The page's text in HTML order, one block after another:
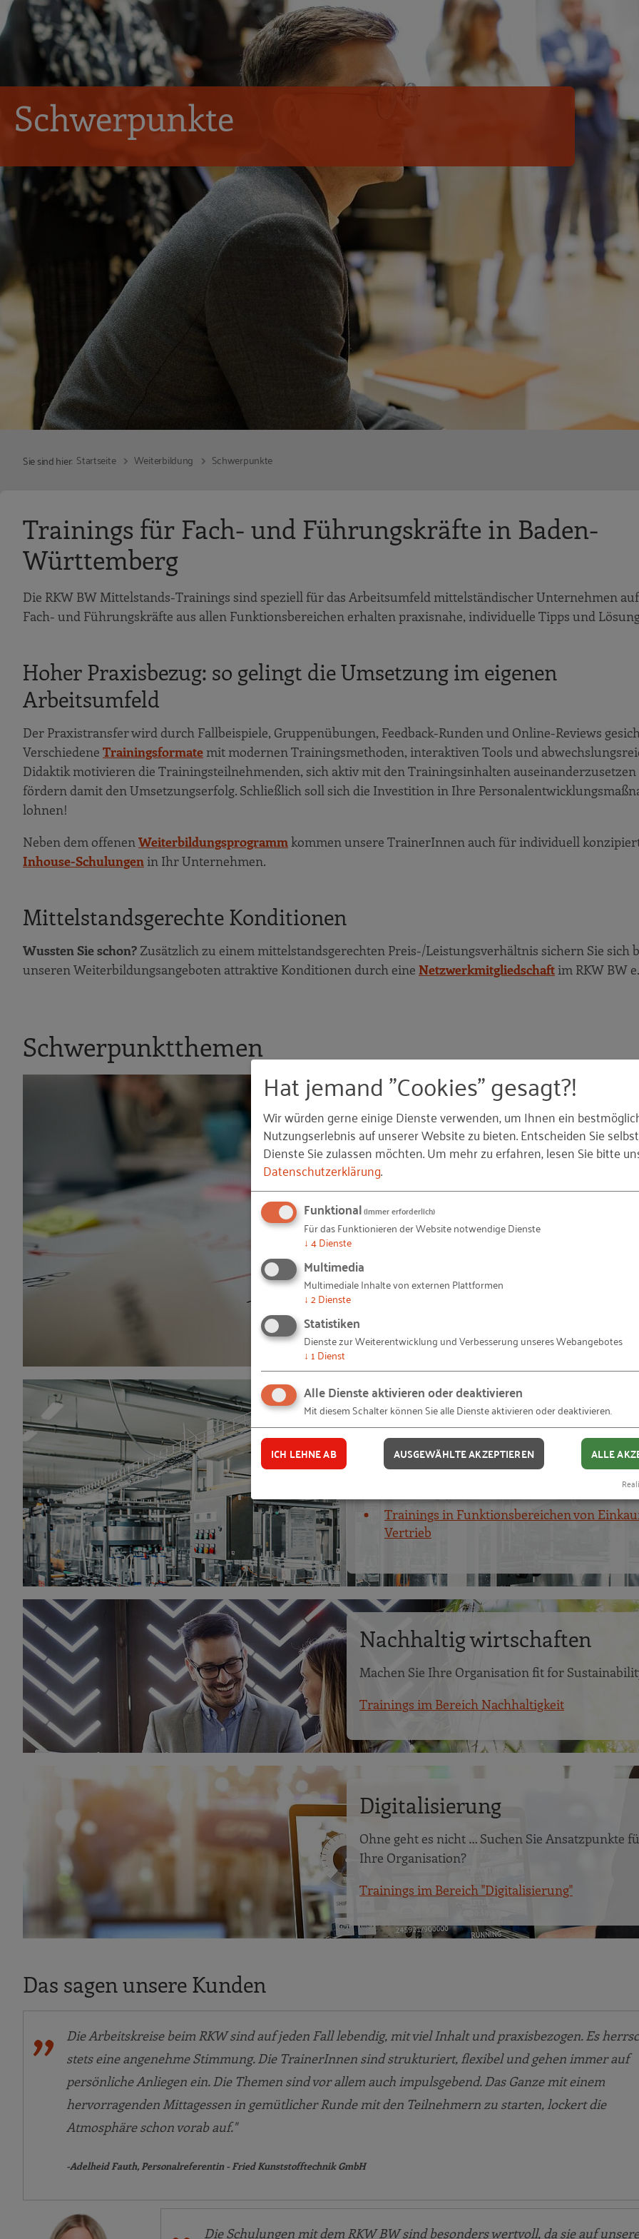
Schwerpunkte
Sie sind hier: Startseite Weiterbildung Schwerpunkte
Trainings für Fach- und Führungskräfte in Baden-
Württemberg
Die RKW BW Mittelstands-Trainings sind speziell für das Arbeitsumfeld mittelständischer Unternehmen
Fach- und Führungskräfte aus allen Funktionsbereichen erhalten praxisnahe, individuelle Tipps und
Hoher Praxisbezug: so gelingt die Umsetzung im eigenen
Arbeitsumfeld
Der Praxistransfer wird durch Fallbeispiele, Gruppenübungen, Feedback-Runden und Online-Reviews
Verschiedene Trainingsformate mit modernen Trainingsmethoden, interaktiven Tools und
Didaktik motivieren die Trainingsteilnehmenden, sich aktiv mit den Trainingsinhalten
fördern damit den Umsetzungserfolg. Schließlich soll sich die Investition in Ihre
lohnen!
Neben dem offenenWeiterbildungsprogramm​kommen unsere TrainerInnen auch für individuell
Inhouse-Schulungen in Ihr Unternehmen.
Mittelstandsgerechte Konditionen
Wussten Sie schon? Zusätzlich zu einem mittelstandsgerechten Preis-/Leistungsverhältnis sichern Sie sich
unseren Weiterbildungsangeboten attraktive Konditionen durch eine Netzwerkmitgliedschaft im RKW BW
Schwerpunktthemen
Führung und
Organisationsentwicklung
Sowohl als Nachwuchsführungskraft als auch als
gestandenes Mitglied der Geschäftsführung
Führungs- und Methoden-Trainings zur gezielten
Kompetenzentwicklung.
Trainings im Bereich
Operations
Die ganze Wertschöpfungskette im Blick!
Trainings in Funktionsbereichen von
Vertrieb
Nachhaltig wirtschaften
Machen Sie Ihre Organisation fit for
Trainings im Bereich Nachhaltigkeit
Digitalisierung
Ohne geht es nicht … Suchen Sie Ansatzpunkte
Ihre Organisation?
Trainings im Bereich "Digitalisierung"
Das sagen unsere Kunden
Die Arbeitskreise beim RKW sind auf jeden Fall lebendig, mit viel Inhalt und praxisbezogen. Es
stets eine angenehme Stimmung. Die TrainerInnen sind strukturiert, flexibel und gehen immer auf
persönliche Anliegen ein. Die Themen sind vor allem auch impulsgebend. Das Ganze mit einem
hervorragenden Mittagessen in gemütlicher Runde mit den Teilnehmern zu starten, lockert die
Atmosphäre schon vorab auf."
-Adelheid Fauth, Personalreferentin - Fried Kunststofftechnik GmbH
Die Schulungen mit dem RKW BW sind besonders wertvoll, da sie auf
Hat jemand "Cookies" gesagt?!
Wir würden gerne einige Dienste verwenden, um Ihnen ein
Nutzungserlebnis auf unserer Website zu bieten. Entscheiden Sie
Dienste Sie zulassen möchten.Um mehr zu erfahren, lesen Sie bitte
Datenschutzerklärung.
Funktional(immer erforderlich)
Für das Funktionieren der Website notwendige Dienste
↓ 4Dienste
Multimedia
Multimediale Inhalte von externen Plattformen
↓ 2Dienste
Statistiken
Dienste zur Weiterentwicklung und Verbesserung unseres Webangebotes
↓ 1 Dienst
Alle Dienste aktivieren oder deaktivieren
Mit diesem Schalter können Sie alle Dienste aktivieren oder deaktivieren.
ICH LEHNE AB AUSGEWÄHLTE AKZEPTIEREN ALLE